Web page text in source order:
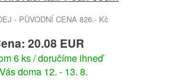
- PŮVODNÍ CENA 826.- Kč
20.08 EUR
6 ks / doručíme ihneď
doma 12. - 13. 8.